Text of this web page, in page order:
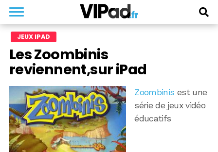
JEUX IPAD
Les Zoombinis
reviennent,sur iPad
Zoombinis est une
série de jeux vidéo
éducatifs